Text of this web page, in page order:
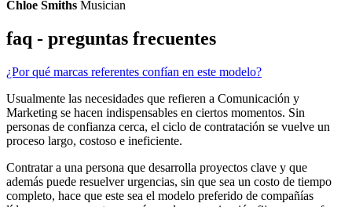
Chloe Smiths Musician
faq - preguntas frecuentes
¿Por qué marcas referentes confían en este modelo?
Usualmente las necesidades que refieren a Comunicación y
Marketing se hacen indispensables en ciertos momentos. Sin
personas de confianza cerca, el ciclo de contratación se vuelve un
proceso largo, costoso e ineficiente.
Contratar a una persona que desarrolla proyectos clave y que
además puede resuelver urgencias, sin que sea un costo de tiempo
completo, hace que este sea el modelo preferido de compañías